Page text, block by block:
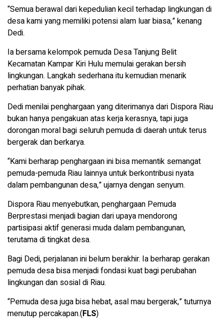
“Semua berawal dari kepedulian kecil terhadap lingkungan di
desa kami yang memiliki potensi alam luar biasa,” kenang
Dedi.
Ia bersama kelompok pemuda Desa Tanjung Belit
Kecamatan Kampar Kiri Hulu memulai gerakan bersih
lingkungan. Langkah sederhana itu kemudian menarik
perhatian banyak pihak.
Dedi menilai penghargaan yang diterimanya dari Dispora Riau
bukan hanya pengakuan atas kerja kerasnya, tapi juga
dorongan moral bagi seluruh pemuda di daerah untuk terus
bergerak dan berkarya.
“Kami berharap penghargaan ini bisa memantik semangat
pemuda-pemuda Riau lainnya untuk berkontribusi nyata
dalam pembangunan desa,” ujarnya dengan senyum.
Dispora Riau menyebutkan, penghargaan Pemuda
Berprestasi menjadi bagian dari upaya mendorong
partisipasi aktif generasi muda dalam pembangunan,
terutama di tingkat desa.
Bagi Dedi, perjalanan ini belum berakhir. Ia berharap gerakan
pemuda desa bisa menjadi fondasi kuat bagi perubahan
lingkungan dan sosial di Riau.
“Pemuda desa juga bisa hebat, asal mau bergerak,” tuturnya
menutup percakapan.(FLS)